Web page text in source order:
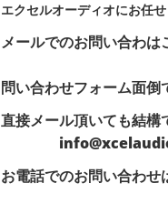
エクセルオーディオにお任せ
メールでのお問い合わ
問い合わせフォーム面
直接メール頂
お電話でのお問い合